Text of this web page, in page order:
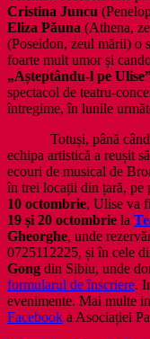
Cristina Juncu
Eliza Păuna (Athena,
(Poseidon, zeul mării) o
foarte mult umor și
„Așteptându-l pe
spectacol de teatru-
întregime, în lunile
Totuși, până când
echipa artistică a reușit
ecouri de musical de
în trei locații din țară, pe
10 octombrie, Ulise va
19 și 20 octombrie la
Gheorghe, unde
0725112225, și în cele
Gong din Sibiu, unde
formularul de înscriere.
evenimente. Mai multe
Facebook a Asociației